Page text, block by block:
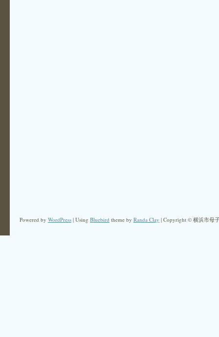
Powered by WordPress | Using Bluebird theme by Randa Clay | Copyright © 横浜市母